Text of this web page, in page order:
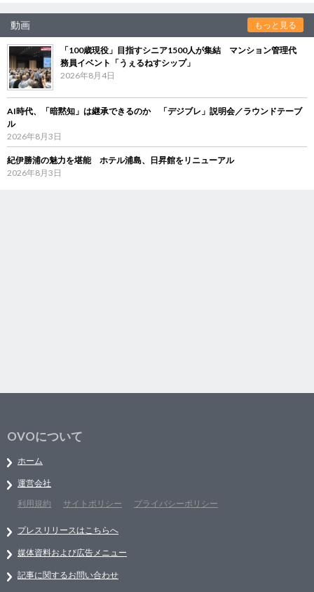
動画 もっと見る
「100歳現役」目指すシニア1500人が集結 マンション管理代
務員イベント「うぇるねすシップ」
2026年8月4日
AI時代、「暗黙知」は継承できるのか 「デジブレ」説明会／ラウンドテーブ
ル
2026年8月3日
紀伊勝浦の魅力を堪能 ホテル浦島、日昇館をリニューアル
2026年8月3日
OVOについて
ホーム
運営会社
利用規約
サイトポリシー プライバシーポリシー
プレスリリースはこちらへ
媒体資料および広告メニュー
記事に関するお問い合わせ